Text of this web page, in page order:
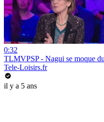
0:32
TLMVPSP - Nagui se moque
Tele-Loisirs.fr
il y a 5 ans